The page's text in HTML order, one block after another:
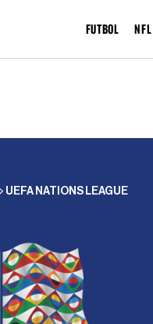
FUTBOL NFL
UEFA NATIONS LEAGUE